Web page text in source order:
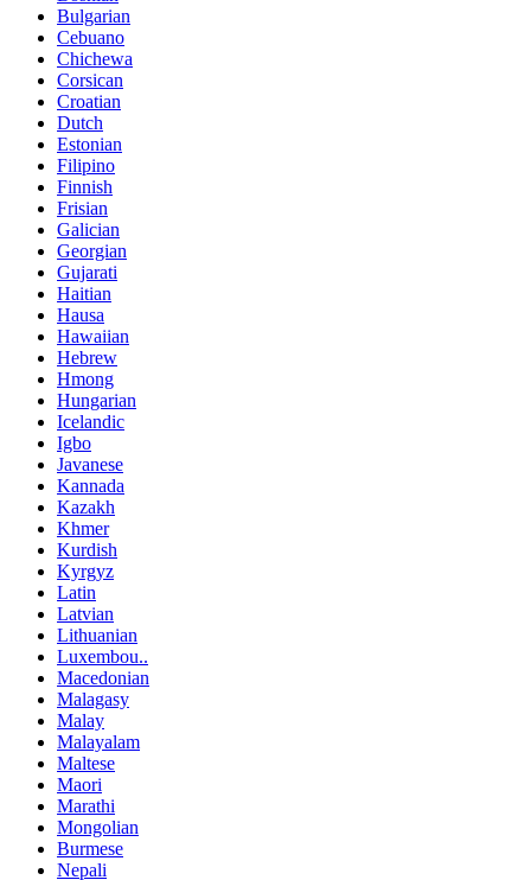
Bulgarian
Cebuano
Chichewa
Corsican
Croatian
Dutch
Estonian
Filipino
Finnish
Frisian
Galician
Georgian
Gujarati
Haitian
Hausa
Hawaiian
Hebrew
Hmong
Hungarian
Icelandic
Igbo
Javanese
Kannada
Kazakh
Khmer
Kurdish
Kyrgyz
Latin
Latvian
Lithuanian
Luxembou..
Macedonian
Malagasy
Malay
Malayalam
Maltese
Maori
Marathi
Mongolian
Burmese
Nepali